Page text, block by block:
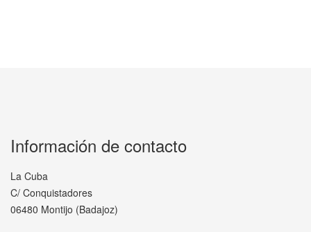
Información de contacto
La Cuba
C/ Conquistadores
06480 Montijo (Badajoz)